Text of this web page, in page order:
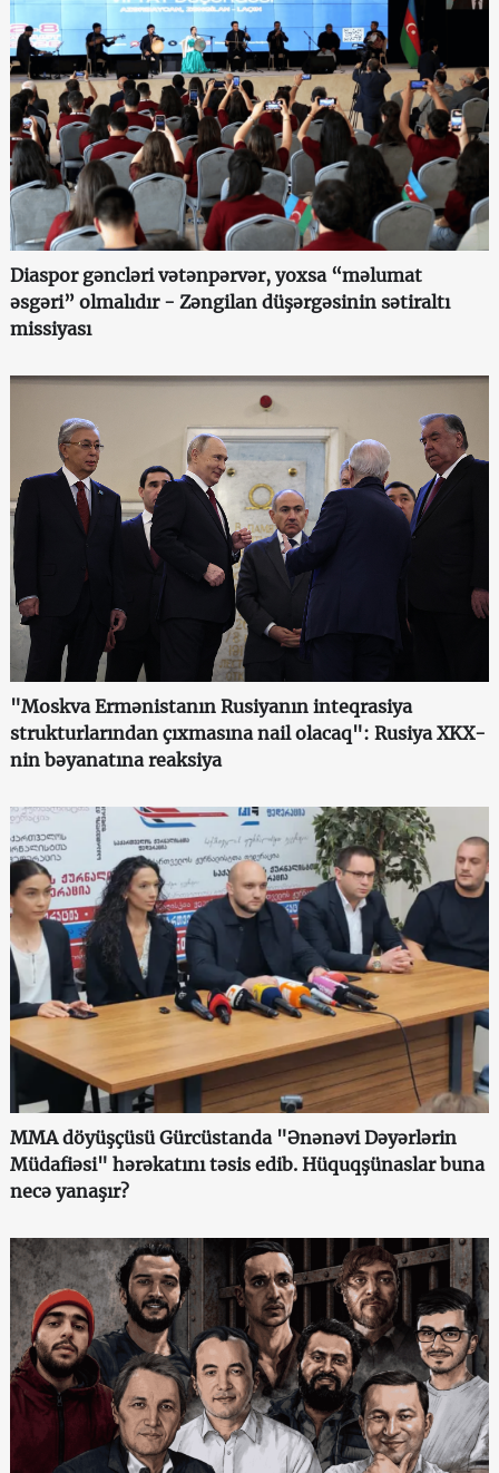
Diaspor gəncləri vətənpərvər, yoxsa “məlumat
əsgəri” olmalıdır - Zəngilan düşərgəsinin sətiraltı
missiyası
"Moskva Ermənistanın Rusiyanın inteqrasiya
strukturlarından çıxmasına nail olacaq": Rusiya XKX-
nin bəyanatına reaksiya
MMA döyüşçüsü Gürcüstanda "Ənənəvi Dəyərlərin
Müdafiəsi" hərəkatını təsis edib. Hüquqşünaslar buna
necə yanaşır?